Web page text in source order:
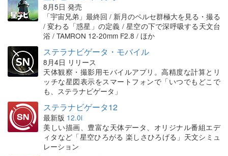
8月5日 発売
「宇宙兄弟」最終回 / 新月のペルセ群極大を見る・撮る
/ 変わる「惑星」の定義 / 星空の下で深呼吸する天文台
浴 / TAMRON 12-20mm F2.8 / ほか
ステラナビゲータ・モバイル
8月4日 リリース
天体観察・撮影用モバイルアプリ。高精度な計算とリ
ッチな星図表示をスマートフォンで「いつでもどこで
も、ステラナビゲータ」
ステラナビゲータ12
最新版 12.0i
美しい描画、豊富な天体データ、オリジナル番組エデ
ィタなど「星空ひろがる 楽しさひろげる」天文シミュ
レーション